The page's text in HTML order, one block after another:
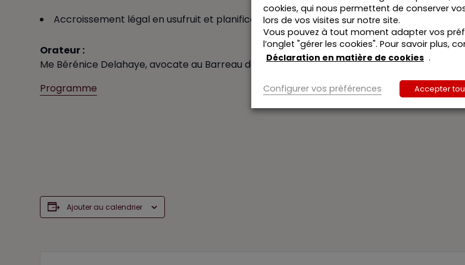
Accroissement légal en usufruit et planification par des donations : casus
Orateur :
Me Bérénice Delahaye, avocate au Barreau de Bruxelles et collaboratrice scientifique à
Programme
Ajouter au calendrier
cookies, qui nous permettent de conserver
lors de vos visites sur notre site.
Vous pouvez à tout moment adapter vos
l’onglet "gérer les cookies". Pour savoir plus,
Déclaration en matière de cookies .
Configurer vos préférences Accepter